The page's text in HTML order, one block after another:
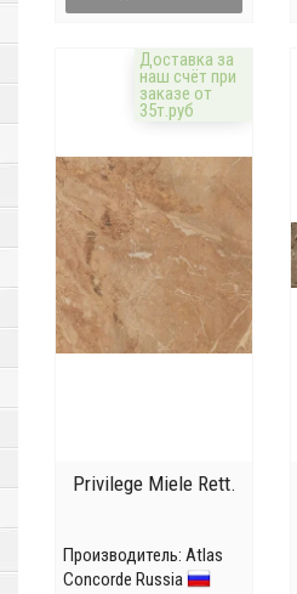
Доставка за
наш счёт при
заказе от
35т.руб
Privilege Miele Rett.
Производитель: Atlas
Concorde Russia